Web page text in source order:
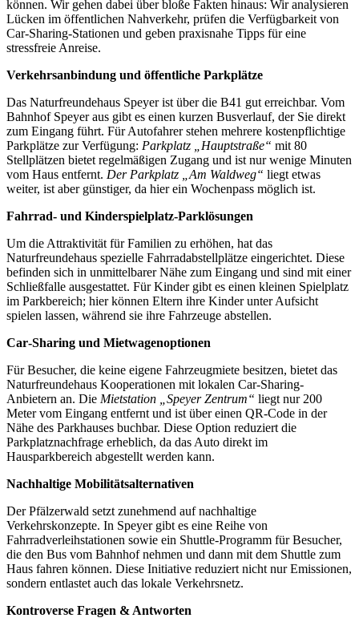
können. Wir gehen dabei über bloße Fakten hinaus: Wir analysieren
Lücken im öffentlichen Nahverkehr, prüfen die Verfügbarkeit von
Car‑Sharing‑Stationen und geben praxisnahe Tipps für eine
stressfreie Anreise.
Verkehrsanbindung und öffentliche Parkplätze
Das Naturfreundehaus Speyer ist über die B41 gut erreichbar. Vom
Bahnhof Speyer aus gibt es einen kurzen Busverlauf, der Sie direkt
zum Eingang führt. Für Autofahrer stehen mehrere kostenpflichtige
Parkplätze zur Verfügung: Parkplatz „Hauptstraße“ mit 80
Stellplätzen bietet regelmäßigen Zugang und ist nur wenige Minuten
vom Haus entfernt. Der Parkplatz „Am Waldweg“ liegt etwas
weiter, ist aber günstiger, da hier ein Wochenpass möglich ist.
Fahrrad- und Kinderspielplatz-Parklösungen
Um die Attraktivität für Familien zu erhöhen, hat das
Naturfreundehaus spezielle Fahrradabstellplätze eingerichtet. Diese
befinden sich in unmittelbarer Nähe zum Eingang und sind mit einer
Schließfalle ausgestattet. Für Kinder gibt es einen kleinen Spielplatz
im Parkbereich; hier können Eltern ihre Kinder unter Aufsicht
spielen lassen, während sie ihre Fahrzeuge abstellen.
Car‑Sharing und Mietwagenoptionen
Für Besucher, die keine eigene Fahrzeugmiete besitzen, bietet das
Naturfreundehaus Kooperationen mit lokalen Car‑Sharing-
Anbietern an. Die Mietstation „Speyer Zentrum“ liegt nur 200
Meter vom Eingang entfernt und ist über einen QR-Code in der
Nähe des Parkhauses buchbar. Diese Option reduziert die
Parkplatznachfrage erheblich, da das Auto direkt im
Hausparkbereich abgestellt werden kann.
Nachhaltige Mobilitätsalternativen
Der Pfälzerwald setzt zunehmend auf nachhaltige
Verkehrskonzepte. In Speyer gibt es eine Reihe von
Fahrradverleihstationen sowie ein Shuttle-Programm für Besucher,
die den Bus vom Bahnhof nehmen und dann mit dem Shuttle zum
Haus fahren können. Diese Initiative reduziert nicht nur Emissionen,
sondern entlastet auch das lokale Verkehrsnetz.
Kontroverse Fragen & Antworten